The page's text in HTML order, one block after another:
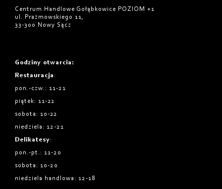
Centrum Handlowe Gołąbkowice POZIOM +1
ul. Prażmowskiego 11,
33-300 Nowy Sącz
Godziny otwarcia :
Restauracja :
pon.-czw.: 11-21
piątek: 11-22
sobota: 10-22
niedziela: 12-21
Delikatesy:
pon.-pt.: 11-20
sobota: 10-20
niedziela handlowa: 12-18